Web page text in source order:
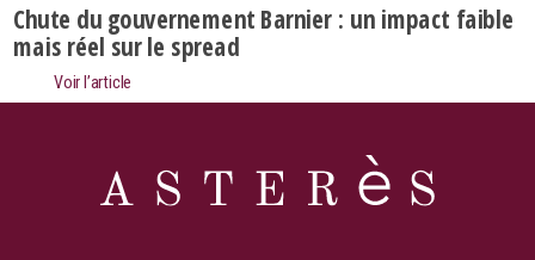
Chute du gouvernement Barnier : un impact faible
mais réel sur le spread
Voir l’article